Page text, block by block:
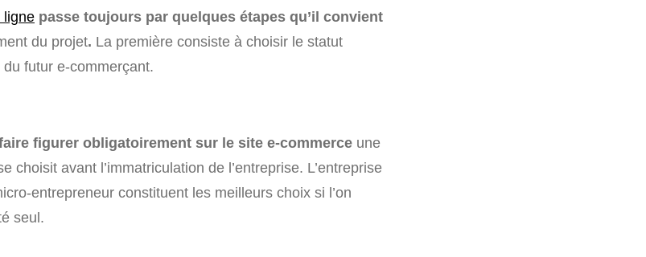
ligne passe toujours par quelques étapes qu’il convient
du projet. La première consiste à choisir le statut
futur e-commerçant.
figurer obligatoirement sur le site e-commerce une
choisit avant l’immatriculation de l’entreprise. L’entreprise
entrepreneur constituent les meilleurs choix si l’on
seul.